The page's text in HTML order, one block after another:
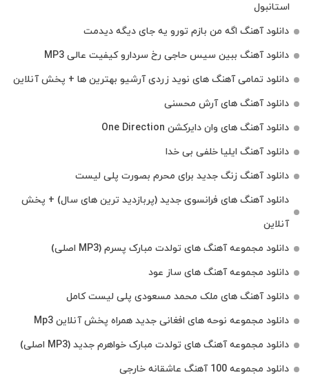
استانبول
دانلود آهنگ اگه من بازم تورو یه جای دیگه دیدمت
دانلود آهنگ ببین سیس حاجی رخ سردارو کیفیت عالی MP3
دانلود تمامی آهنگ های نوید زردی آرشیو بهترین ها + پخش آنلاین
دانلود آهنگ های آرش محسنی
دانلود آهنگ های وان دایرکشن One Direction
دانلود آهنگ ایلیا خلفی بی خدا
دانلود آهنگ زنگ جدید برای محرم بصورت پلی لیست
دانلود آهنگ های فرانسوی جدید (پربازدید ترین های سال) + پخش
آنلاین
دانلود مجموعه آهنگ های تولدت مبارک پسرم (MP3 اصلی)
دانلود مجموعه آهنگ های ساز عود
دانلود آهنگ های ملک‌ محمد مسعودی پلی لیست کامل
دانلود مجموعه نوحه های افغانی جدید همراه پخش آنلاین Mp3
دانلود مجموعه آهنگ های تولدت مبارک خواهرم جدید (MP3 اصلی)
دانلود مجموعه 100 آهنگ عاشقانه خارجی